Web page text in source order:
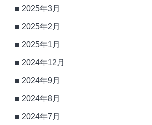
2025年3月
2025年2月
2025年1月
2024年12月
2024年9月
2024年8月
2024年7月